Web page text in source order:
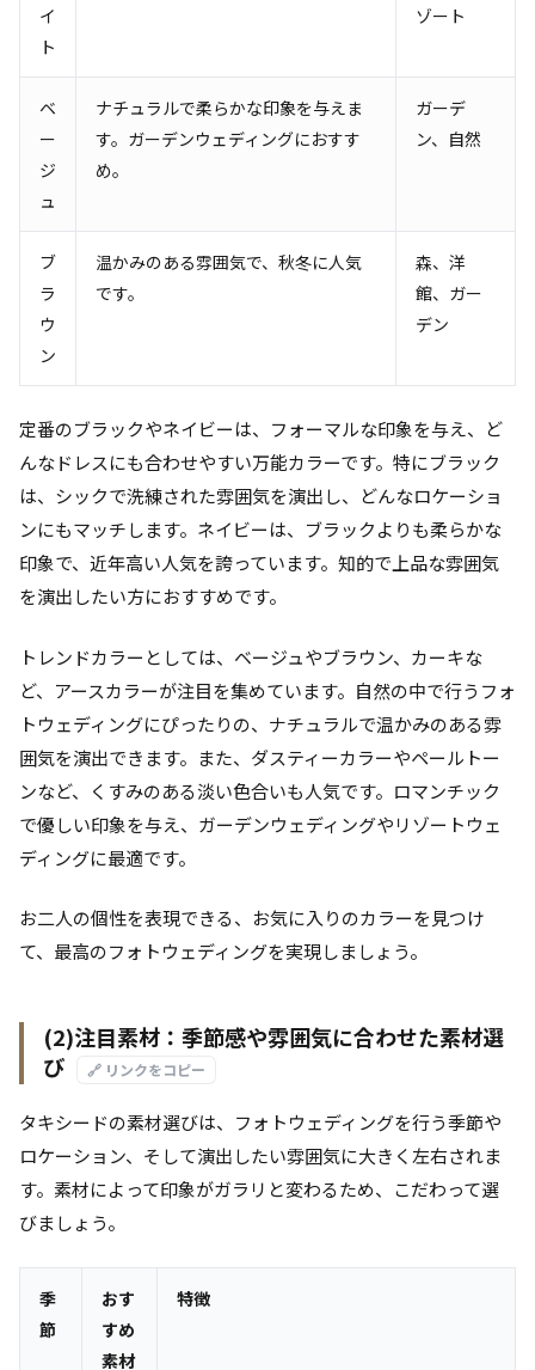
イ
ト
ゾート
ベ
ー
ジ
ュ
ナチュラルで柔らかな印象を与えま
す。ガーデンウェディングにおすす
め。
ガーデ
ン、自然
ブ
ラ
ウ
ン
温かみのある雰囲気で、秋冬に人気
です。
森、洋
館、ガー
デン
定番のブラックやネイビーは、フォーマルな印象を与え、ど
んなドレスにも合わせやすい万能カラーです。特にブラック
は、シックで洗練された雰囲気を演出し、どんなロケーショ
ンにもマッチします。ネイビーは、ブラックよりも柔らかな
印象で、近年高い人気を誇っています。知的で上品な雰囲気
を演出したい方におすすめです。
トレンドカラーとしては、ベージュやブラウン、カーキな
ど、アースカラーが注目を集めています。自然の中で行うフォ
トウェディングにぴったりの、ナチュラルで温かみのある雰
囲気を演出できます。また、ダスティーカラーやペールトー
ンなど、くすみのある淡い色合いも人気です。ロマンチック
で優しい印象を与え、ガーデンウェディングやリゾートウェ
ディングに最適です。
お二人の個性を表現できる、お気に入りのカラーを見つけ
て、最高のフォトウェディングを実現しましょう。
(2)注目素材：季節感や雰囲気に合わせた素材選
び
🔗 リンクをコピー
タキシードの素材選びは、フォトウェディングを行う季節や
ロケーション、そして演出したい雰囲気に大きく左右されま
す。素材によって印象がガラリと変わるため、こだわって選
びましょう。
季
節
おす
すめ
素材
特徴